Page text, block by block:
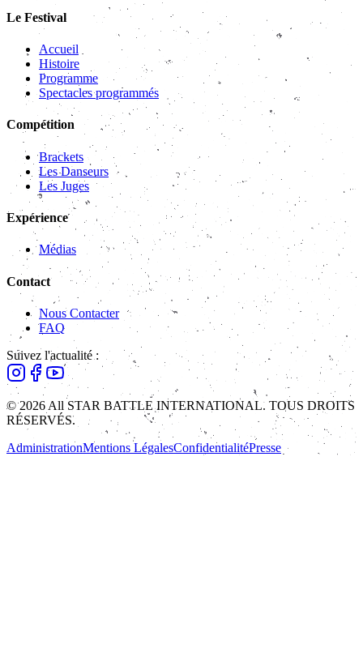
Le Festival
Accueil
Histoire
Programme
Spectacles programmés
Compétition
Brackets
Les Danseurs
Les Juges
Expérience
Médias
Contact
Nous Contacter
FAQ
Suivez l'actualité :
© 2026 All STAR BATTLE INTERNATIONAL. TOUS DROITS
RÉSERVÉS.
AdministrationMentions LégalesConfidentialitéPresse